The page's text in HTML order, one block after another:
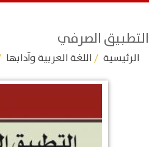
التطبيق الصرفي
الرئيسية /اللغة العربية وآدابها